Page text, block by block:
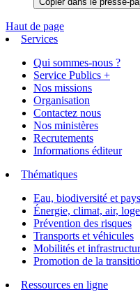
Haut de page
Services
Qui sommes-nous ?
Service Publics +
Nos missions
Organisation
Contactez nous
Nos ministères
Recrutements
Informations éditeur
Thématiques
Eau, biodiversité et
Énergie, climat, air,
Prévention des risques
Transports et véhicules
Mobilités et
Promotion de la
Ressources en ligne